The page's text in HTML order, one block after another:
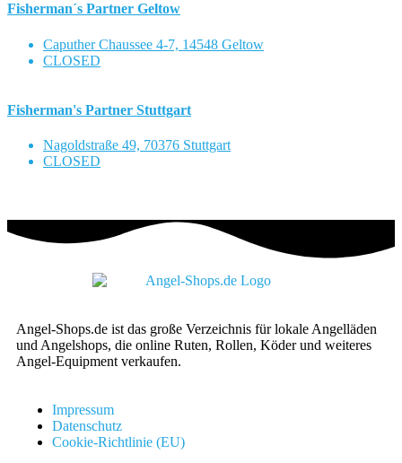
Fisherman´s Partner Geltow
Caputher Chaussee 4-7, 14548 Geltow
CLOSED
Fisherman's Partner Stuttgart
Nagoldstraße 49, 70376 Stuttgart
CLOSED
Angel-Shops.de ist das große Verzeichnis für lokale Angelläden
und Angelshops, die online Ruten, Rollen, Köder und weiteres
Angel-Equipment verkaufen.
Impressum
Datenschutz
Cookie-Richtlinie (EU)